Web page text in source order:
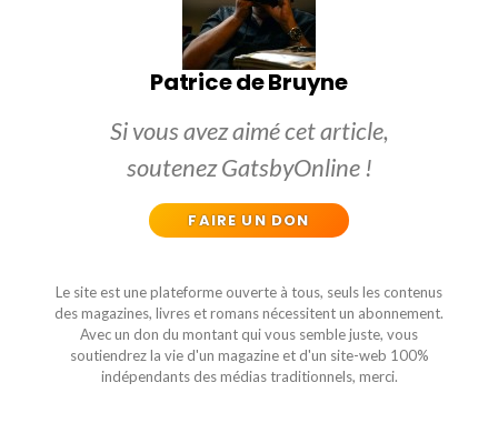
Patrice de Bruyne
Si vous avez aimé cet article,
soutenez GatsbyOnline !
FAIRE UN DON
Le site est une plateforme ouverte à tous, seuls les contenus
des magazines, livres et romans nécessitent un abonnement.
Avec un don du montant qui vous semble juste, vous
soutiendrez la vie d'un magazine et d'un site-web 100%
indépendants des médias traditionnels, merci.